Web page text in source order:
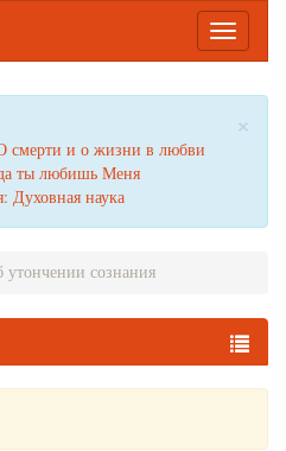
Toggle
×
смерти и о жизни в любви
ты любишь Меня
Духовная наука
утончении сознания